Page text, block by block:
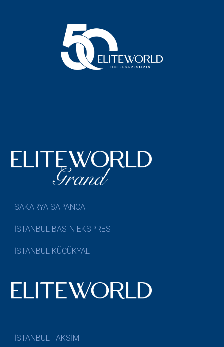
SAKARYA SAPANCA
İSTANBUL BASIN EKSPRES
İSTANBUL KÜÇÜKYALI
İSTANBUL TAKSİM